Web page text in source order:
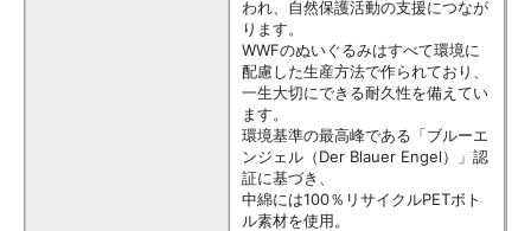
われ、自然保護活動の支援につなが
ります。
WWFのぬいぐるみはすべて環境に
配慮した生産方法で作られており、
一生大切にできる耐久性を備えてい
ます。
環境基準の最高峰である「ブルーエ
ンジェル（Der Blauer Engel）」認
証に基づき、
中綿には100％リサイクルPETボト
ル素材を使用。